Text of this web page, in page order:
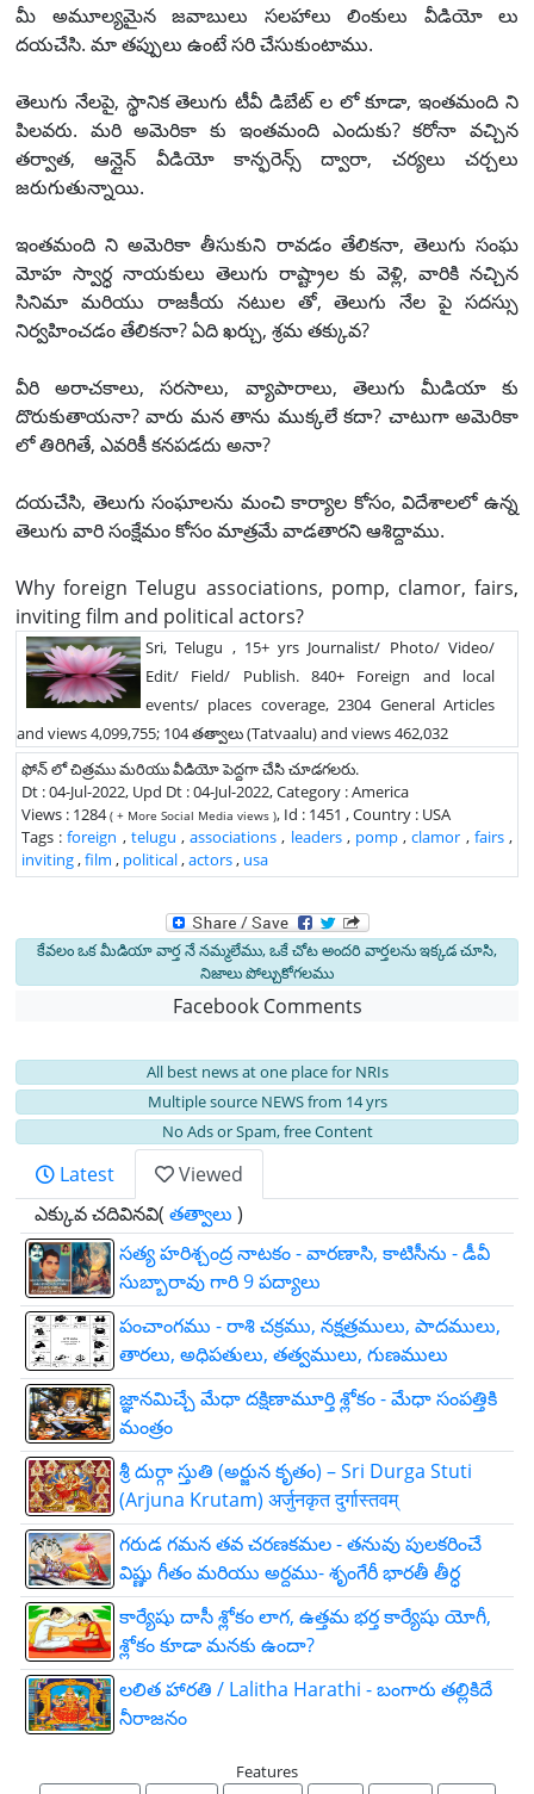
మీ అమూల్యమైన జవాబులు సలహాలు లింకులు వీడియో లు
దయచేసి. మా తప్పులు ఉంటే సరి చేసుకుంటాము.
తెలుగు నేలపై, స్థానిక తెలుగు టీవీ డిబేట్ ల లో కూడా, ఇంతమంది ని
పిలవరు. మరి అమెరికా కు ఇంతమంది ఎందుకు? కరోనా వచ్చిన
తర్వాత, ఆన్లైన్ వీడియో కాన్ఫరెన్స్ ద్వారా, చర్యలు చర్చలు
జరుగుతున్నాయి.
ఇంతమంది ని అమెరికా తీసుకుని రావడం తేలికనా, తెలుగు సంఘ
మోహ స్వార్ధ నాయకులు తెలుగు రాష్ట్రాల కు వెళ్లి, వారికి నచ్చిన
సినిమా మరియు రాజకీయ నటుల తో, తెలుగు నేల పై సదస్సు
నిర్వహించడం తేలికనా? ఏది ఖర్చు, శ్రమ తక్కువ?
వీరి అరాచకాలు, సరసాలు, వ్యాపారాలు, తెలుగు మీడియా కు
దొరుకుతాయనా? వారు మన తాను ముక్కలే కదా? చాటుగా అమెరికా
లో తిరిగితే, ఎవరికీ కనపడదు అనా?
దయచేసి, తెలుగు సంఘాలను మంచి కార్యాల కోసం, విదేశాలలో ఉన్న
తెలుగు వారి సంక్షేమం కోసం మాత్రమే వాడతారని ఆశిద్దాము.
Why foreign Telugu associations, pomp, clamor, fairs,
inviting film and political actors?
Sri, Telugu , 15+ yrs Journalist/ Photo/ Video/
Edit/ Field/ Publish. 840+ Foreign and local
events/ places coverage, 2304 General Articles
and views 4,099,755; 104 తత్వాలు (Tatvaalu) and views 462,032
ఫోన్ లో చిత్రము మరియు వీడియో పెద్దగా చేసి చూడగలరు.
Dt : 04-Jul-2022, Upd Dt : 04-Jul-2022, Category : America
Views : 1284( + More Social Media views ), Id : 1451 , Country : USA
Tags :foreign , telugu ,associations , leaders, pomp ,clamor , fairs,
inviting ,film , political ,actors , usa
కేవలం ఒక మీడియా వార్త నే నమ్మలేము, ఒకే చోట అందరి వార్తలను ఇక్కడ చూసి,
నిజాలు పోల్చుకోగలము
Facebook Comments
All best news at one place for NRIs
Multiple source NEWS from 14 yrs
No Ads or Spam, free Content
Latest
Viewed
ఎక్కువ చదివినవి( తత్వాలు )
సత్య హరిశ్చంద్ర నాటకం - వారణాసి, కాటిసీను - డీవీ
సుబ్బారావు గారి 9 పద్యాలు
పంచాంగము - రాశి చక్రము, నక్షత్రములు, పాదములు,
తారలు, అధిపతులు, తత్వములు, గుణములు
జ్ఞాన‌మిచ్చే మేధా ద‌క్షిణామూర్తి శ్లోకం - మేధా సంపత్తికి
మంత్రం
శ్రీ దుర్గా స్తుతి (అర్జున కృతం) – Sri Durga Stuti
(Arjuna Krutam) अर्जुनकृत दुर्गास्तवम्
గరుడ గమన తవ చరణకమల - తనువు పులకరించే
విష్ణు గీతం మరియు అర్దము- శృంగేరీ భారతీ తీర్ధ
కార్యేషు దాసీ శ్లోకం లాగ, ఉత్తమ భర్త కార్యేషు యోగీ,
శ్లోకం కూడా మనకు ఉందా?
లలిత హారతి / Lalitha Harathi - బంగారు తల్లికిదే
నీరాజనం
Features